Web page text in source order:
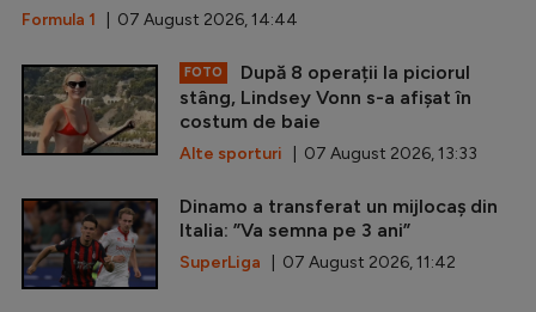
Formula 1 | 07 August 2026, 14:44
FOTO
După 8 operații la piciorul
stâng, Lindsey Vonn s-a afișat în
costum de baie
Alte sporturi | 07 August 2026, 13:33
Dinamo a transferat un mijlocaș din
Italia: ”Va semna pe 3 ani”
SuperLiga | 07 August 2026, 11:42